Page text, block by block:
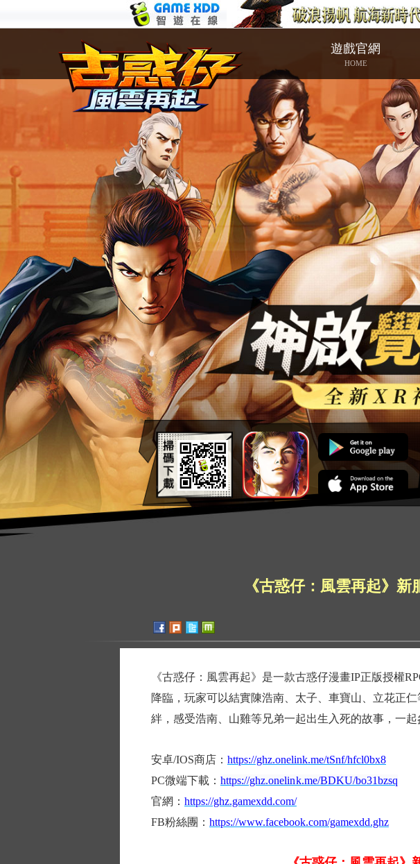
遊戲官網
HOME
《古惑仔：風雲再起》
《古惑仔：風雲再起》是一款古惑仔漫畫IP正版授權
降臨，玩家可以結實陳浩南、太子、車寶山、立花正
絆，感受浩南、山雞等兄弟一起出生入死的故事，一
安卓/IOS商店： https://ghz.onelink.me/tSnf/hfcl0bx8
PC微端下載： https://ghz.onelink.me/BDKU/bo31bzsq
官網： https://ghz.gamexdd.com/
FB粉絲團： https://www.facebook.com/gamexdd.ghz